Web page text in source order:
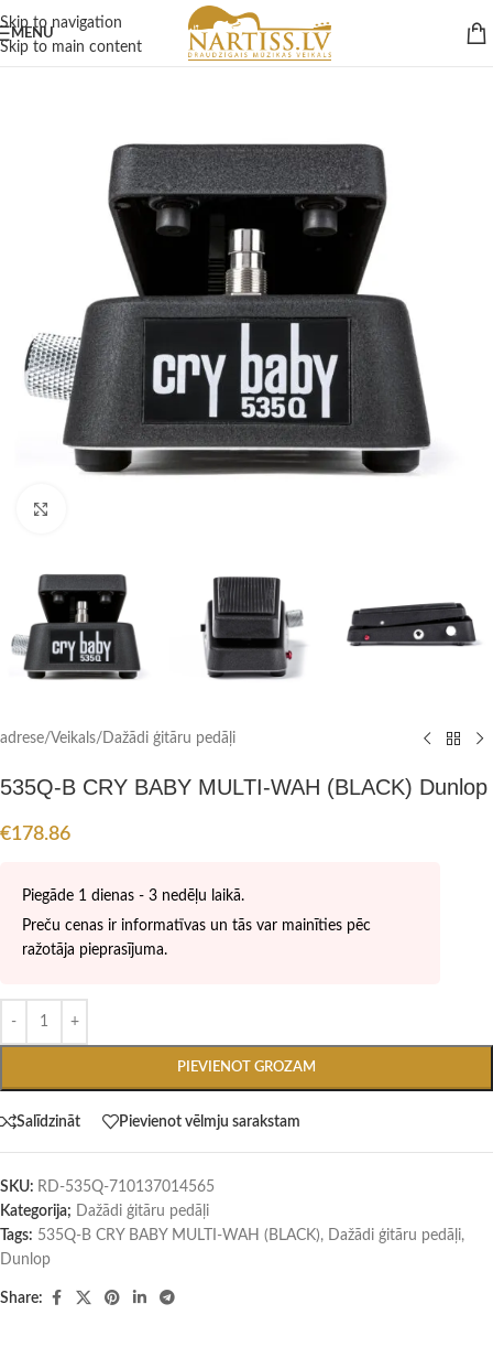
Skip to navigation
Skip to main content
MENU
adrese/Veikals/ Dažādi ģitāru pedāļi
535Q-B CRY BABY MULTI-WAH (BLACK) Dunlop
€178.86
Piegāde 1 dienas - 3 nedēļu laikā.
Preču cenas ir informatīvas un tās var mainīties pēc
ražotāja pieprasījuma.
PIEVIENOT GROZAM
Salīdzināt Pievienot vēlmju sarakstam
SKU: RD-535Q-710137014565
Kategorija; Dažādi ģitāru pedāļi
Tags: 535Q-B CRY BABY MULTI-WAH (BLACK), Dažādi ģitāru pedāļi,
Dunlop
Share: